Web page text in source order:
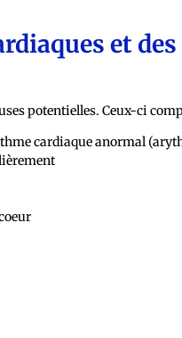
et
potentielles. Ceux-ci
cardiaque anormal